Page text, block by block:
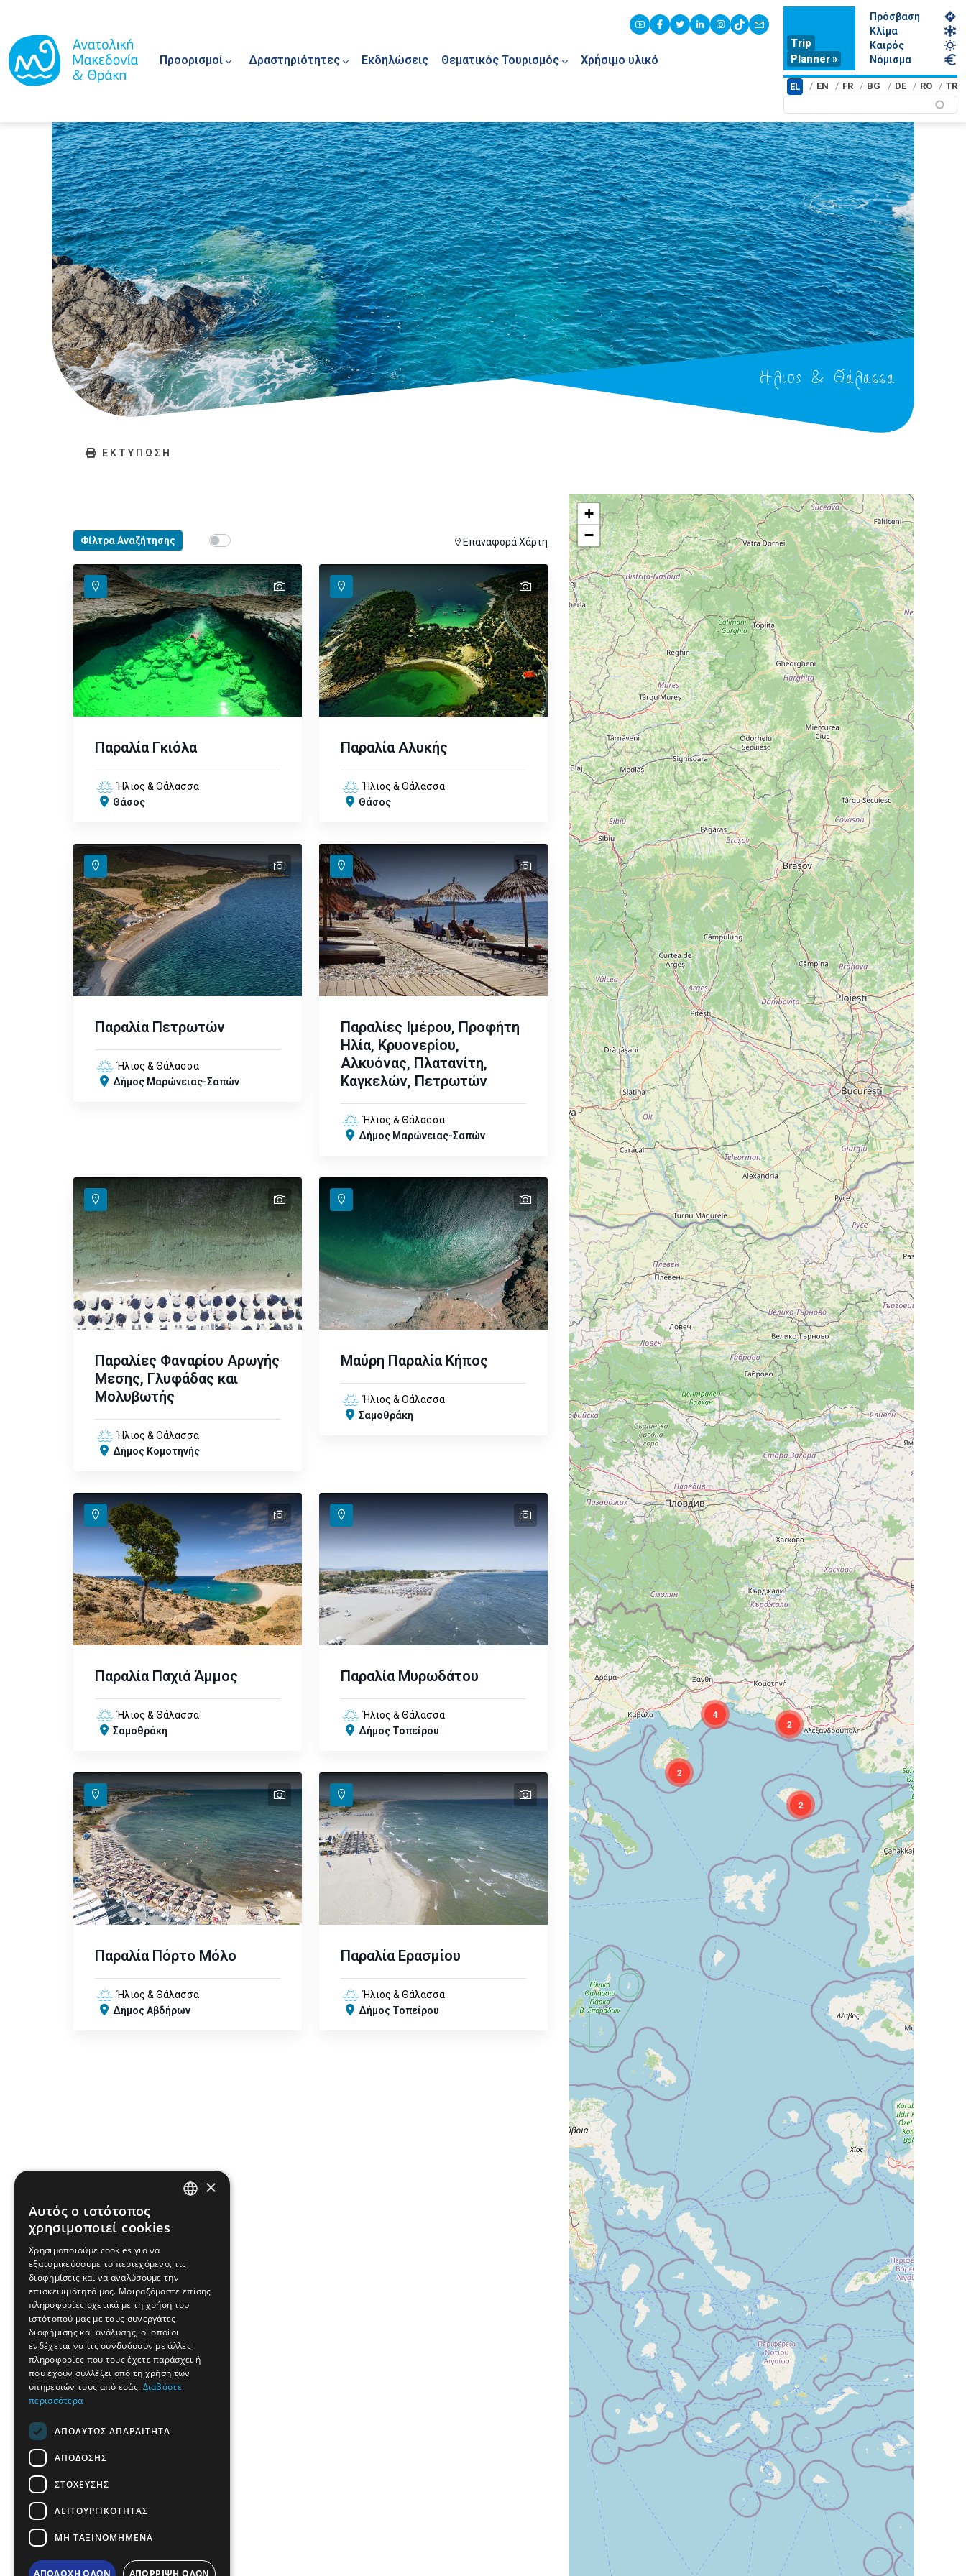
Προορισμοί Δραστηριότητες Εκδηλώσεις Θεματικός Τουρισμός Χρήσιμο υλικό
youtubefacebook
twitterlinkedininstagram
tiktokcontact
Trip
Planner »
Πρόσβαση
Κλίμα
Καιρός
Νόμισμα
EL EN FR BG DE RO TR
Ήλιος & Θάλασσα
ΕΚΤΥΠΩΣΗ
Φίλτρα Αναζήτησης Show map on mouse hover Επαναφορά Χάρτη
text
Παραλία Γκιόλα
Ήλιος & Θάλασσα
Θάσος
text
Παραλία Αλυκής
Ήλιος & Θάλασσα
Θάσος
text
Παραλία Πετρωτών
Ήλιος & Θάλασσα
Δήμος Μαρώνειας-Σαπών
text
text
Παραλίες Ιμέρου, Προφήτη
Ηλία, Κρυονερίου,
Αλκυόνας, Πλατανίτη,
Καγκελών, Πετρωτών
Ήλιος & Θάλασσα
Δήμος Μαρώνειας-Σαπών
text
text
text
text
Παραλίες Φαναρίου Αρωγής
Μεσης, Γλυφάδας και
Μολυβωτής
Ήλιος & Θάλασσα
Δήμος Κομοτηνής
text
text
text
Μαύρη Παραλία Κήπος
Ήλιος & Θάλασσα
Σαμοθράκη
text
Παραλία Παχιά Άμμος
Ήλιος & Θάλασσα
Σαμοθράκη
text
text
text
text
Παραλία Μυρωδάτου
Ήλιος & Θάλασσα
Δήμος Τοπείρου
text
text
Παραλία Πόρτο Μόλο
Ήλιος & Θάλασσα
Δήμος Αβδήρων
text
text
text
text
Παραλία Ερασμίου
Ήλιος & Θάλασσα
Δήμος Τοπείρου
4
2
2
2
+
−
FRENCH
BULGARIAN
ROMANIAN
TURKISH
×
Αυτός ο ιστότοπος
χρησιμοποιεί cookies
Χρησιμοποιούμε cookies για να
εξατομικεύσουμε το περιεχόμενο, τις
διαφημίσεις και να αναλύσουμε την
επισκεψιμότητά μας. Μοιραζόμαστε επίσης
πληροφορίες σχετικά με τη χρήση του
ιστότοπού μας με τους συνεργάτες
διαφήμισης και ανάλυσης, οι οποίοι
ενδέχεται να τις συνδυάσουν με άλλες
πληροφορίες που τους έχετε παράσχει ή
που έχουν συλλέξει από τη χρήση των
υπηρεσιών τους από εσάς. Διαβάστε
περισσότερα
ΑΠΟΛΎΤΩΣ ΑΠΑΡΑΊΤΗΤΑ
ΑΠΌΔΟΣΗΣ
ΣΤΌΧΕΥΣΗΣ
ΛΕΙΤΟΥΡΓΙΚΌΤΗΤΑΣ
ΜΗ ΤΑΞΙΝΟΜΗΜΈΝΑ
ΑΠΟΔΟΧΉ ΌΛΩΝ ΑΠΌΡΡΙΨΗ ΌΛΩΝ